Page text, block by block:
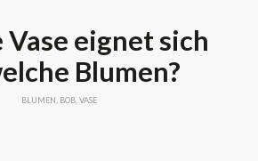
eignet sich
Blumen?
BLUMEN BOB, VASE